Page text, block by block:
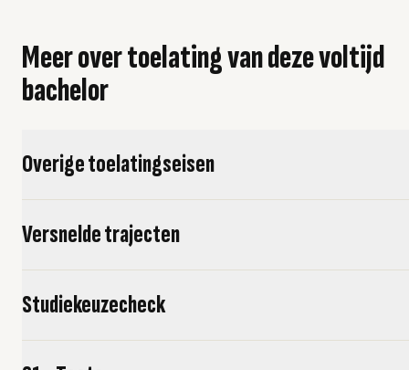
Meer over toelating van deze voltijd
bachelor
Overige toelatingseisen
Versnelde trajecten
Studiekeuzecheck